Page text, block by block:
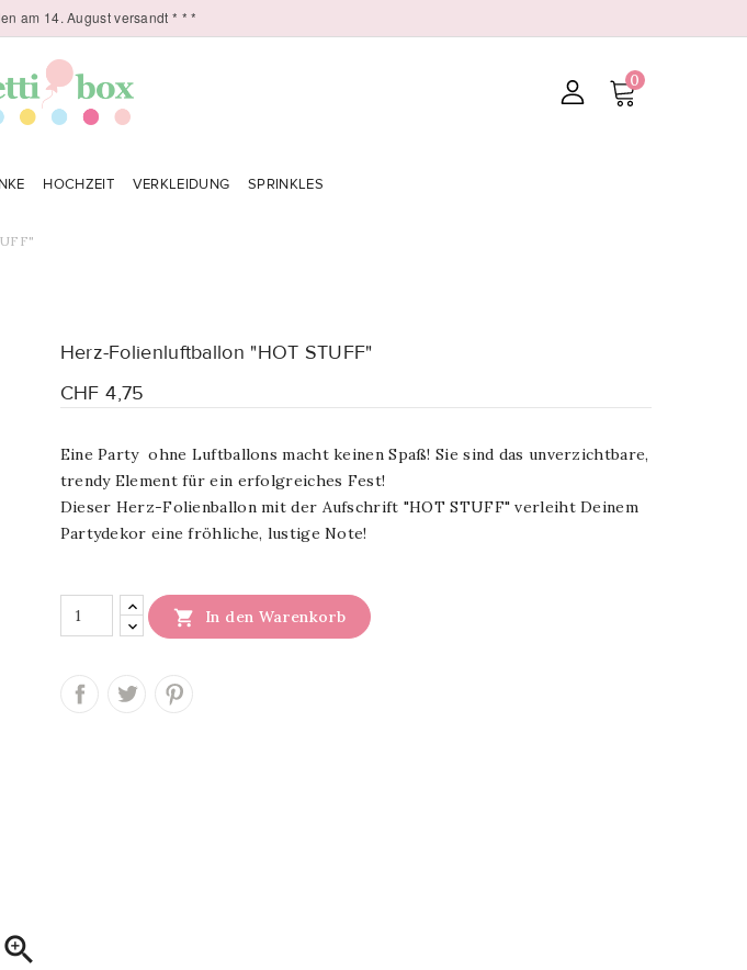
am 14. August versandt * * *
0
HOCHZEIT VERKLEIDUNG SPRINKLES

Herz-Folienluftballon "HOT STUFF"
CHF 4,75
Eine Party ohne Luftballons macht keinen Spaß! Sie sind das unverzichtbare,
trendy Element für ein erfolgreiches Fest!
Dieser Herz-Folienballon mit der Aufschrift "HOT STUFF" verleiht Deinem
Partydekor eine fröhliche, lustige Note!
 In den Warenkorb